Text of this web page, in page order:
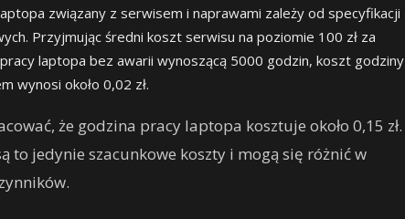
związany z serwisem i naprawami zależy od specyfikacji
Przyjmując średni koszt serwisu na poziomie 100 zł za
laptopa bez awarii wynoszącą 5000 godzin, koszt godziny
wynosi około 0,02 zł.
że godzina pracy laptopa kosztuje około 0,15 zł.
to jedynie szacunkowe koszty i mogą się różnić w